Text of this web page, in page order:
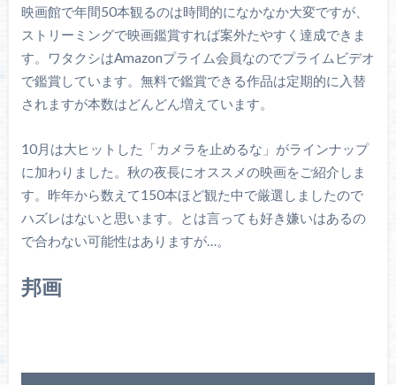
映画館で年間50本観るのは時間的になかなか大変ですが、
ストリーミングで映画鑑賞すれば案外たやすく達成できま
す。ワタクシはAmazonプライム会員なのでプライムビデオ
で鑑賞しています。無料で鑑賞できる作品は定期的に入替
されますが本数はどんどん増えています。
10月は大ヒットした「カメラを止めるな」がラインナップ
に加わりました。秋の夜長にオススメの映画をご紹介しま
す。昨年から数えて150本ほど観た中で厳選しましたので
ハズレはないと思います。とは言っても好き嫌いはあるの
で合わない可能性はありますが…。
邦画